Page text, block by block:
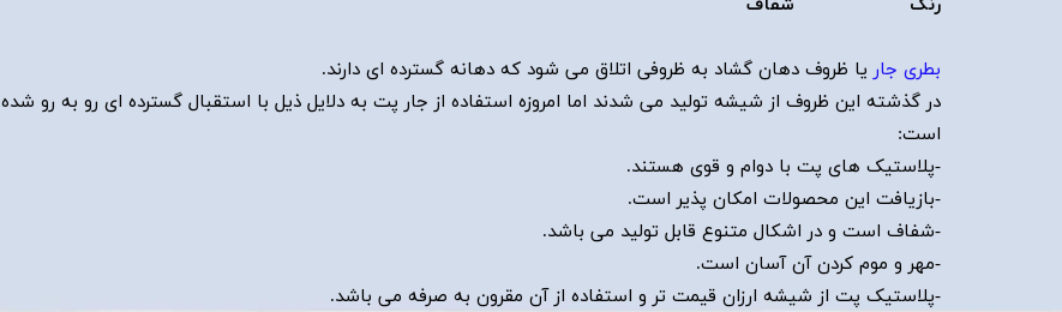
رنگ شفاف
بطری جار یا ظروف دهان گشاد به ظروفی اتلاق می شود که دهانه گسترده ای دارند.
در گذشته این ظروف از شیشه تولید می شدند اما امروزه استفاده از جار پت به دلایل ذیل با استقبال گسترده ای رو به رو شده
است:
-پلاستیک های پت با دوام و قوی هستند.
-بازیافت این محصولات امکان پذیر است.
-شفاف است و در اشکال متنوع قابل تولید می باشد.
-مهر و موم کردن آن آسان است.
-پلاستیک پت از شیشه ارزان قیمت تر و استفاده از آن مقرون به صرفه می باشد.